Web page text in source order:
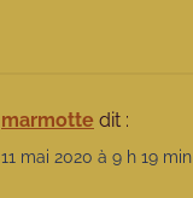
marmotte dit :
11 mai 2020 à 9 h 19 min